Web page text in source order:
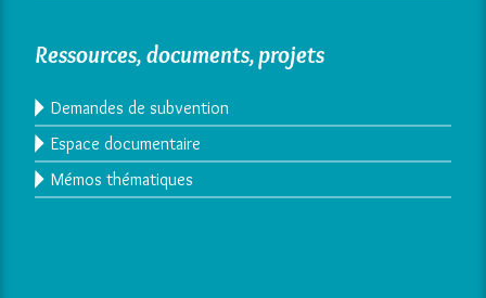
Ressources, documents, projets
Demandes de subvention
Espace documentaire
Mémos thématiques